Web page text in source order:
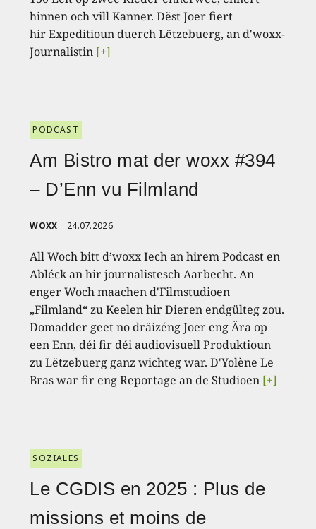
hinnen och vill Kanner. Dëst Joer fiert
hir Expeditioun duerch Lëtzebuerg, an d'woxx-
Journalistin [+]
PODCAST
Am Bistro mat der woxx #394
– D’Enn vu Filmland
WOXX 24.07.2026
All Woch bitt d’woxx Iech an hirem Podcast en
Abléck an hir journalistesch Aarbecht. An
enger Woch maachen d'Filmstudioen
„Filmland“ zu Keelen hir Dieren endgülteg zou.
Domadder geet no dräizéng Joer eng Ära op
een Enn, déi fir déi audiovisuell Produktioun
zu Lëtzebuerg ganz wichteg war. D'Yolène Le
Bras war fir eng Reportage an de Studioen [+]
SOZIALES
Le CGDIS en 2025 : Plus de
missions et moins de